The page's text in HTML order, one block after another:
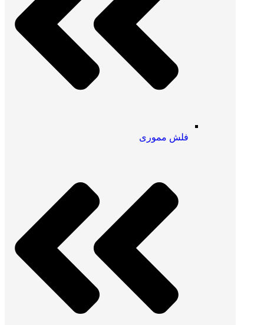
فلش مموری